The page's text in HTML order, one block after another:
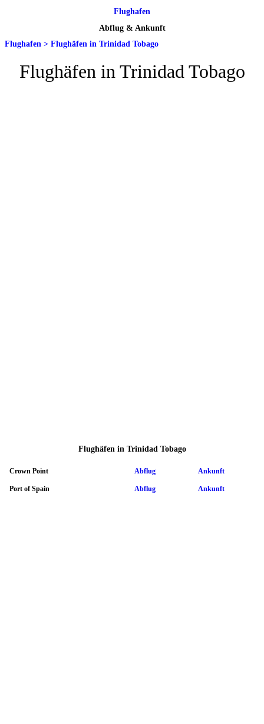
Flughafen
Abflug & Ankunft
Flughafen > Flughäfen in Trinidad Tobago
Flughäfen in Trinidad Tobago
Flughäfen in Trinidad Tobago
Crown Point Abflug Ankunft
Port of Spain Abflug Ankunft